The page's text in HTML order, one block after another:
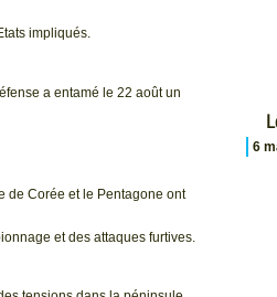
impliqués.
a entamé le 22 août un
de Corée et le Pentagone ont
et des attaques furtives.
6